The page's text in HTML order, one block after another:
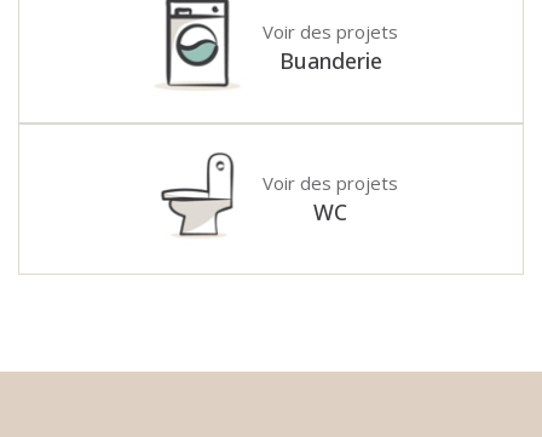
Voir des projets
Buanderie
Voir des projets
WC